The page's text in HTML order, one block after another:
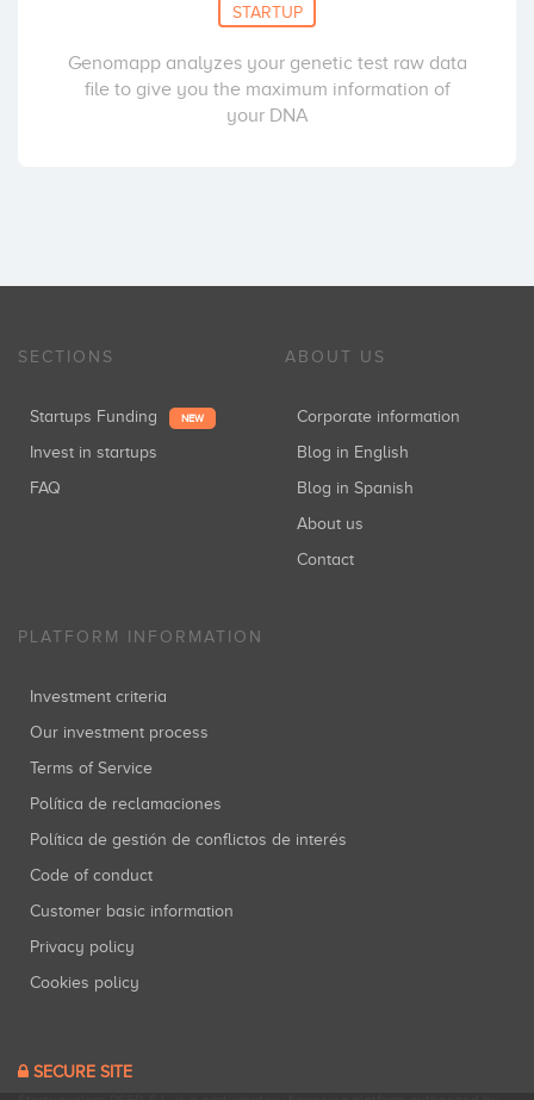
STARTUP
Genomapp analyzes your genetic test raw data
file to give you the maximum information of
your DNA
SECTIONS
Startups Funding NEW
Invest in startups
FAQ
ABOUT US
Corporate information
Blog in English
Blog in Spanish
About us
Contact
PLATFORM INFORMATION
Investment criteria
Our investment process
Terms of Service
Política de reclamaciones
Política de gestión de conflictos de interés
Code of conduct
Customer basic information
Privacy policy
Cookies policy
SECURE SITE